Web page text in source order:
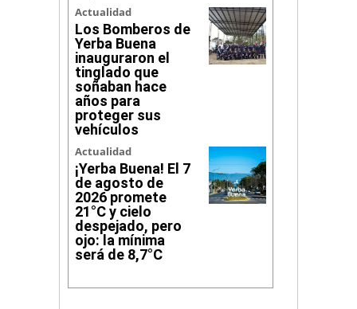
Actualidad
Los Bomberos de
Yerba Buena
inauguraron el
tinglado que
soñaban hace
años para
proteger sus
vehículos
Actualidad
¡Yerba Buena! El 7
de agosto de
2026 promete
21°C y cielo
despejado, pero
ojo: la mínima
será de 8,7°C